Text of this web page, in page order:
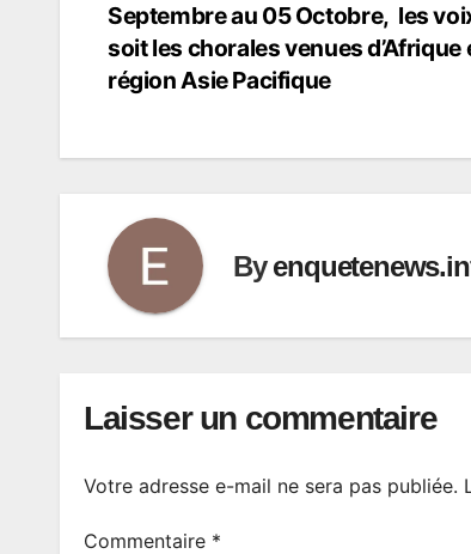
l’article
Septembre au 05 Octobre, les
soit les chorales venues d’Afrique
région Asie Pacifique
By
Laisser un commentaire
Votre adresse e-mail ne sera pas publiée.
Commentaire *